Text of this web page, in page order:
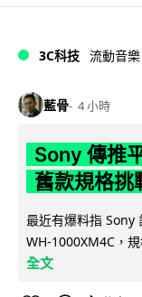
3C科技 流動音樂
藍骨 4 小時
Sony 傳推
舊款規格挑
最近有爆料指 Sony
WH-1000XM4C，
全文